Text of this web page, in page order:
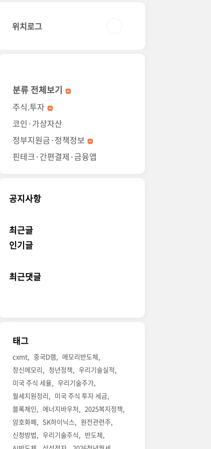
위치로그
분류 전체보기
주식.투자
코인·가상자산
정부지원금·정책정보
핀테크·간편결제·금융앱
공지사항
최근글
인기글
최근댓글
태그
cxmt 중국D램
메모리반도체
창신메모리
청년정책
우리기술실적
미국 주식 세율
우리기술주가
월세지원정리
미국 주식 투자 세금
블록체인
에너지바우처
2025복지정책
암호화폐
SK하이닉스
원전관련주
신청방법
우리기술주식
반도체